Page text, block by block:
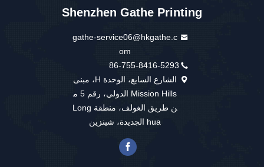
Shenzhen Gathe Printing
gathe-service06@hkgathe.c
om
86-755-8416-5293
الشارع السابع، الوحدة H، مبنى
Mission Hills الدولي، رقم 5 م
ن طريق الغولف، منطقة Long
hua الجديدة، شينزين